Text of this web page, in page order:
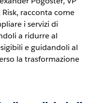
racconta come
i servizi di
a ridurre al
e guidandoli al
la trasformazione